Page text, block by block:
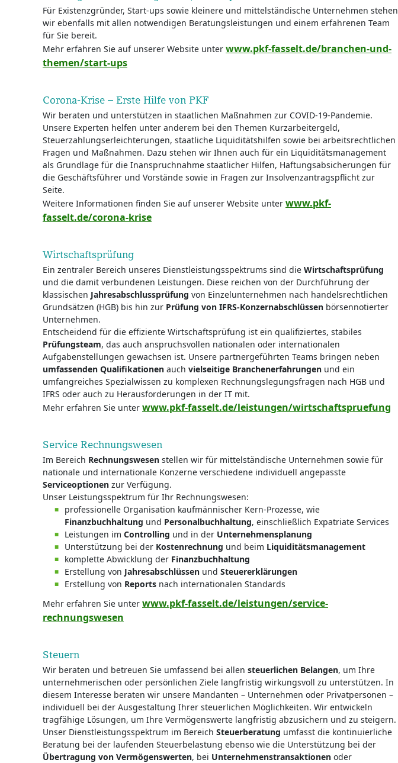
Für Existenzgründer, Start-ups sowie kleinere und mittelständische Unternehmen stehen
wir ebenfalls mit allen notwendigen Beratungsleistungen und einem erfahrenen Team
für Sie bereit.
Mehr erfahren Sie auf unserer Website unter www.pkf-fasselt.de/branchen-und-
themen/start-ups
Corona-Krise – Erste Hilfe von PKF
Wir beraten und unterstützen in staatlichen Maßnahmen zur COVID-19-Pandemie.
Unsere Experten helfen unter anderem bei den Themen Kurzarbeitergeld,
Steuerzahlungserleichterungen, staatliche Liquiditätshilfen sowie bei arbeitsrechtlichen
Fragen und Maßnahmen. Dazu stehen wir Ihnen auch für ein Liquiditätsmanagement
als Grundlage für die Inanspruchnahme staatlicher Hilfen, Haftungsabsicherungen für
die Geschäftsführer und Vorstände sowie in Fragen zur Insolvenzantragspflicht zur
Seite.
Weitere Informationen finden Sie auf unserer Website unter www.pkf-
fasselt.de/corona-krise
Wirtschaftsprüfung
Ein zentraler Bereich unseres Dienstleistungsspektrums sind die Wirtschaftsprüfung
und die damit verbundenen Leistungen. Diese reichen von der Durchführung der
klassischen Jahresabschlussprüfung von Einzelunternehmen nach handelsrechtlichen
Grundsätzen (HGB) bis hin zur Prüfung von IFRS-Konzernabschlüssen börsennotierter
Unternehmen.
Entscheidend für die effiziente Wirtschaftsprüfung ist ein qualifiziertes, stabiles
Prüfungsteam, das auch anspruchsvollen nationalen oder internationalen
Aufgabenstellungen gewachsen ist. Unsere partnergeführten Teams bringen neben
umfassenden Qualifikationen auch vielseitige Branchenerfahrungen und ein
umfangreiches Spezialwissen zu komplexen Rechnungslegungsfragen nach HGB und
IFRS oder auch zu Herausforderungen in der IT mit.
Mehr erfahren Sie unter www.pkf-fasselt.de/leistungen/wirtschaftspruefung
Service Rechnungswesen
Im Bereich Rechnungswesen stellen wir für mittelständische Unternehmen sowie für
nationale und internationale Konzerne verschiedene individuell angepasste
Serviceoptionen zur Verfügung.
Unser Leistungsspektrum für Ihr Rechnungswesen:
professionelle Organisation kaufmännischer Kern-Prozesse, wie
Finanzbuchhaltung und Personalbuchhaltung, einschließlich Expatriate Services
Leistungen im Controlling und in der Unternehmensplanung
Unterstützung bei der Kostenrechnung und beim Liquiditätsmanagement
komplette Abwicklung der Finanzbuchhaltung
Erstellung von Jahresabschlüssen und Steuererklärungen
Erstellung von Reports nach internationalen Standards
Mehr erfahren Sie unter www.pkf-fasselt.de/leistungen/service-
rechnungswesen
Steuern
Wir beraten und betreuen Sie umfassend bei allen steuerlichen Belangen, um Ihre
unternehmerischen oder persönlichen Ziele langfristig wirkungsvoll zu unterstützen. In
diesem Interesse beraten wir unsere Mandanten – Unternehmen oder Privatpersonen –
individuell bei der Ausgestaltung Ihrer steuerlichen Möglichkeiten. Wir entwickeln
tragfähige Lösungen, um Ihre Vermögenswerte langfristig abzusichern und zu steigern.
Unser Dienstleistungsspektrum im Bereich Steuerberatung umfasst die kontinuierliche
Beratung bei der laufenden Steuerbelastung ebenso wie die Unterstützung bei der
Übertragung von Vermögenswerten, bei Unternehmenstransaktionen oder